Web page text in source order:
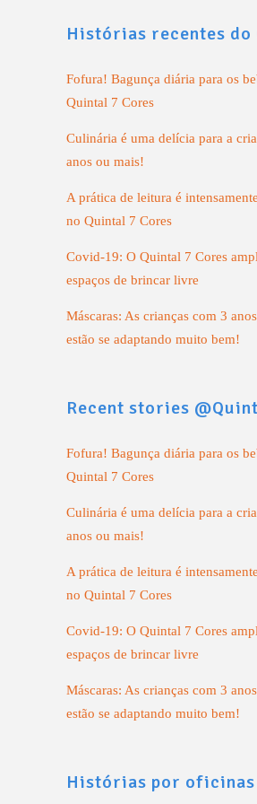
Histórias recentes do
Fofura! Bagunça diária para os
Quintal 7 Cores
Culinária é uma delícia para a
anos ou mais!
A prática de leitura é
no Quintal 7 Cores
Covid-19: O Quintal 7 Cores
espaços de brincar livre
Máscaras: As crianças com 3
estão se adaptando muito bem!
Recent stories
Fofura! Bagunça diária para os
Quintal 7 Cores
Culinária é uma delícia para a
anos ou mais!
A prática de leitura é
no Quintal 7 Cores
Covid-19: O Quintal 7 Cores
espaços de brincar livre
Máscaras: As crianças com 3
estão se adaptando muito bem!
Histórias por oficinas